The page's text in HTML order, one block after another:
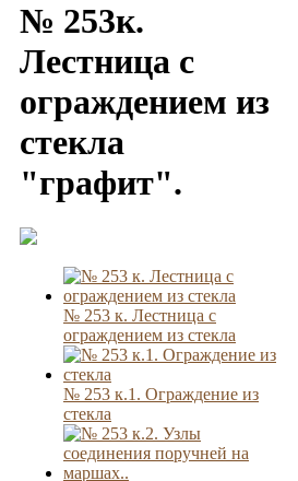
№ 253к.
Лестница с
ограждением из
стекла
"графит".
№ 253 к. Лестница с
ограждением из стекла
№ 253 к.1. Ограждение из
стекла